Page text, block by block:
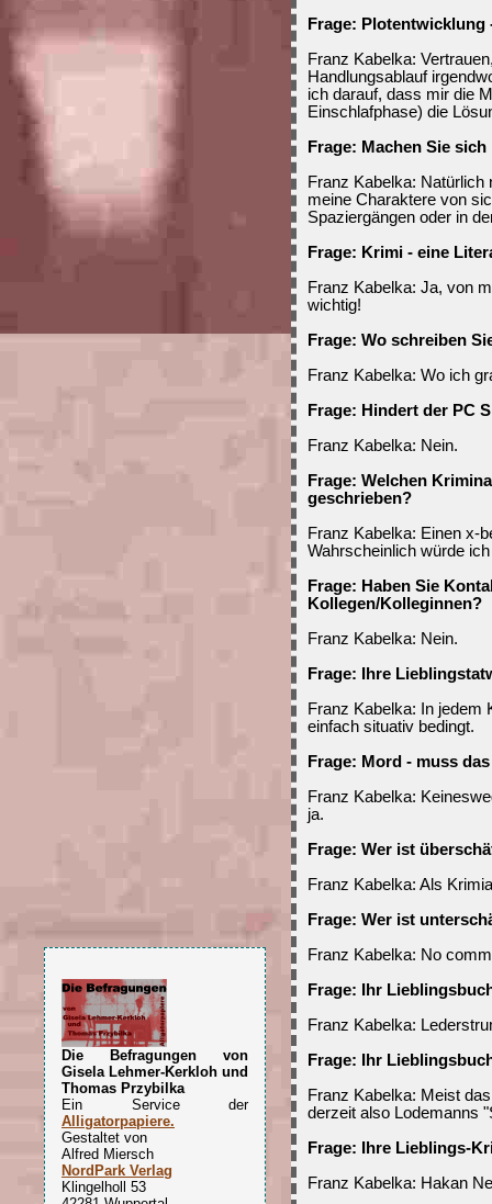
Frage: Plotentwicklung
Franz Kabelka:
Handlungsablauf
ich darauf, dass mir die
Einschlafphase) die
Frage: Machen Sie
Franz Kabelka: Natürlich
meine Charaktere von
Spaziergängen oder in
Frage: Krimi - eine
Franz Kabelka: Ja, von
wichtig!
Frage: Wo schreiben
Franz Kabelka: Wo ich
Frage: Hindert der PC
Franz Kabelka: Nein.
Frage: Welchen
geschrieben?
Franz Kabelka: Einen x-
Wahrscheinlich würde
Frage: Haben Sie
Kollegen/Kolleginnen?
Franz Kabelka: Nein.
Frage: Ihre
Franz Kabelka: In jedem
einfach situativ bedingt.
Frage: Mord - muss
Franz Kabelka:
ja.
Frage: Wer ist
Franz Kabelka: Als
Frage: Wer ist
Franz Kabelka: No
Frage: Ihr
Franz Kabelka:
Frage: Ihr
Franz Kabelka: Meist
derzeit also Lodemanns
Frage: Ihre Lieblings-
Franz Kabelka: Hakan
Die Befragungen von
Gisela Lehmer-Kerkloh und
Thomas Przybilka
Ein Service der
Alligatorpapiere.
Gestaltet von
Alfred Miersch
NordPark Verlag
Klingelholl 53